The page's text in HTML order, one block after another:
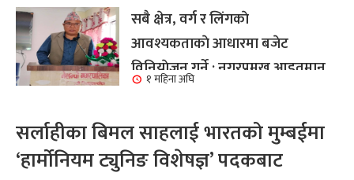
सबै क्षेत्र, वर्ग र लिंगकाे
आवश्यकताकाे आधारमा बजेट
विनियाेजन गर्ने : नगरप्रमुख आइतमान
तामाङ
१ महिना अघि
सर्लाहीका बिमल साहलाई भारतको मुम्बईमा
‘हार्मोनियम ट्युनिङ विशेषज्ञ’ पदकबाट